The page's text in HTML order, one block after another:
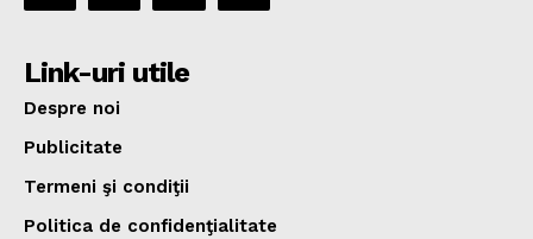
Link-uri utile
Despre noi
Publicitate
Termeni şi condiţii
Politica de confidenţialitate